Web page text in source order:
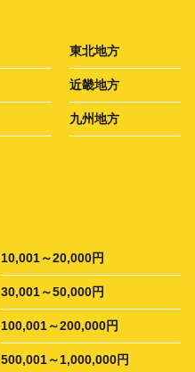
東北地方
近畿地方
九州地方
10,001～20,000円
30,001～50,000円
100,001～200,000円
500,001～1,000,000円